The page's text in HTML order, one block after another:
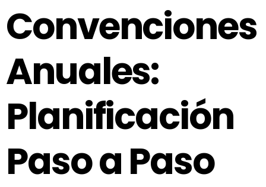
Convenciones
Anuales:
Planificación
Paso a Paso